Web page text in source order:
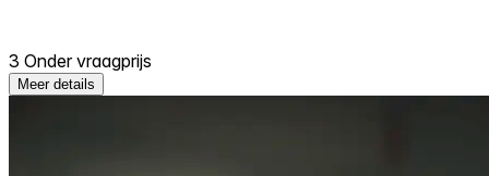
3 Onder vraagprijs
Meer details